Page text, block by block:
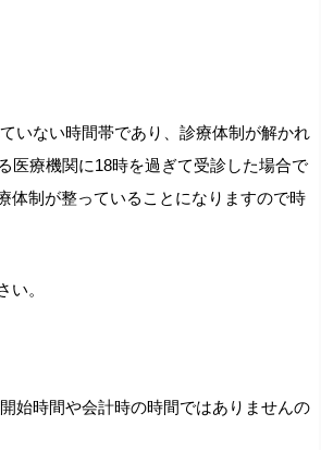
いない時間帯であり、診療体制が解かれ
医療機関に18時を過ぎて受診した場合で
体制が整っていることになりますので時
。
始時間や会計時の時間ではありませんの